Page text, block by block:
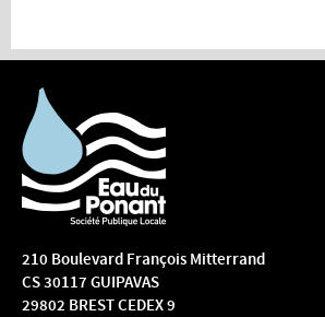
210 Boulevard François Mitterrand
CS 30117 GUIPAVAS
29802 BREST CEDEX 9